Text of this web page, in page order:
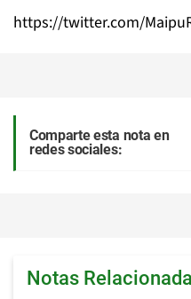
https://twitter.com/
Comparte esta nota en
redes sociales:
Notas